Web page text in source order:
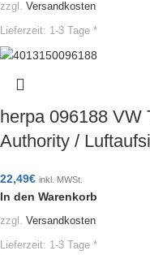
zzgl. Versandkosten
Lieferzeit: 1-3 Tage *
herpa 096188 VW
Authority /
22,49€ inkl. MWSt.
In den Warenkorb
zzgl. Versandkosten
Lieferzeit: 1-3 Tage *